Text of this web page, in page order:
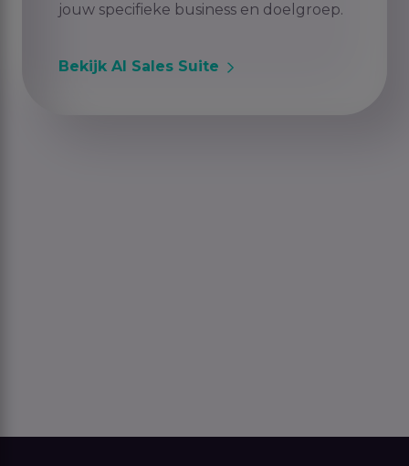
jouw specifieke business en doelgroep.
Bekijk AI Sales Suite